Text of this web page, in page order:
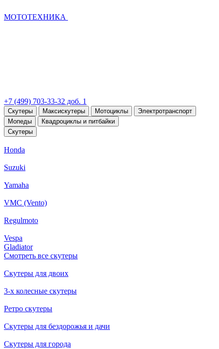
МОТОТЕХНИКА
+7 (499) 703-33-32 доб. 1
Скутеры Максискутеры Мотоциклы
Электротранспорт
Мопеды
Квадроциклы и питбайки
Скутеры
Honda
Suzuki
Yamaha
VMC (Vento)
Regulmoto
Vespa
Gladiator
Смотреть все скутеры
Скутеры для двоих
3-х колесные скутеры
Ретро скутеры
Скутеры для бездорожья и дачи
Скутеры для города